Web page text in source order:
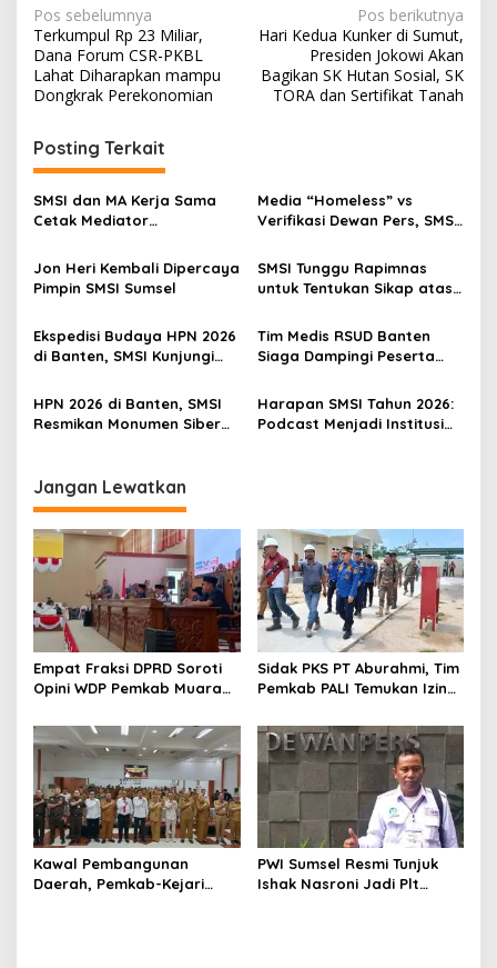
N
a
v
i
g
a
s
i
p
o
s
Pos sebelumnya
Terkumpul Rp 23 Miliar,
Dana Forum CSR-PKBL
Lahat Diharapkan mampu
Dongkrak Perekonomian
Pos berikutnya
Hari Kedua Kunker di Sumut,
Presiden Jokowi Akan
Bagikan SK Hutan Sosial, SK
TORA dan Sertifikat Tanah
Posting Terkait
SMSI dan MA Kerja Sama
Cetak Mediator
Media “Homeless” vs
Verifikasi Dewan Pers, SMSI
Adaptif di Era Digital
Jon Heri Kembali Dipercaya
Pimpin SMSI Sumsel
SMSI Tunggu Rapimnas
untuk Tentukan Sikap atas
Ekspedisi Budaya HPN 2026
di Banten, SMSI Kunjungi
Pantai Anyer–Carita
Tim Medis RSUD Banten
Siaga Dampingi Peserta
HPN 2026 di Banten, SMSI
Resmikan Monumen Siber
Harapan SMSI Tahun 2026:
Podcast Menjadi Institusi
Jangan Lewatkan
Empat Fraksi DPRD Soroti
Opini WDP Pemkab Muara
Kelola Keuangan
Sidak PKS PT Aburahmi, Tim
Pemkab PALI Temukan Izin
Kawal Pembangunan
Daerah, Pemkab-Kejari
PWI Sumsel Resmi Tunjuk
Ishak Nasroni Jadi Plt